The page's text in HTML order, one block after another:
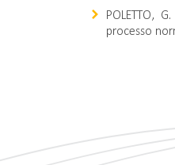
POLETTO,
processo